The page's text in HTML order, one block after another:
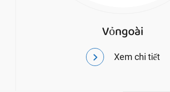
Vỏngoài
Xem chi tiết